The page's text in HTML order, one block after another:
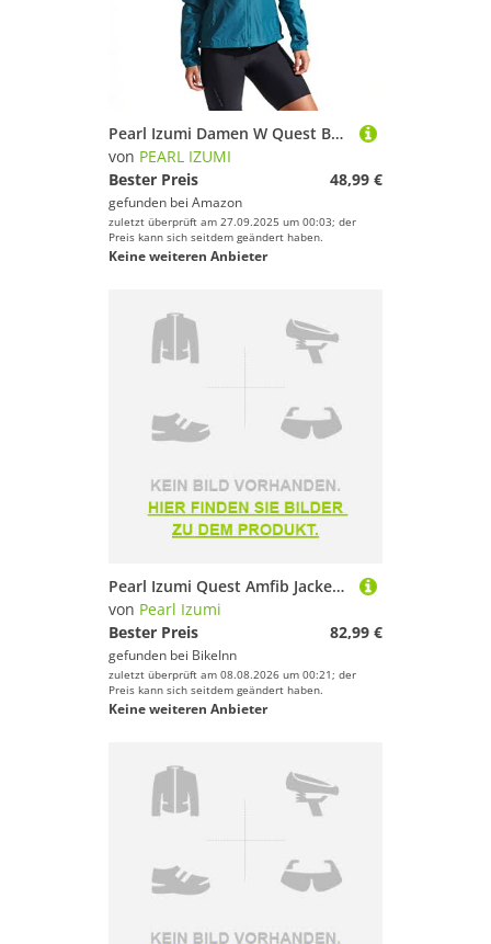
Pearl Izumi Damen W Quest Barr JKT Jacke, bunt, XL
von PEARL IZUMI
Bester Preis
48,99 €
gefunden bei Amazon
zuletzt überprüft am 27.09.2025 um 00:03; der
Preis kann sich seitdem geändert haben.
Keine weiteren Anbieter
Pearl Izumi Quest Amfib Jacket Gelb L Mann
von Pearl Izumi
Bester Preis
82,99 €
gefunden bei BikeInn
zuletzt überprüft am 08.08.2026 um 00:21; der
Preis kann sich seitdem geändert haben.
Keine weiteren Anbieter